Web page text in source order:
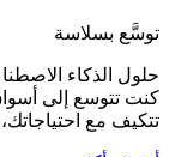
توسَّع بسلاسة
حلول الذكاء
كنت تتوسع إلى
تتكيف مع